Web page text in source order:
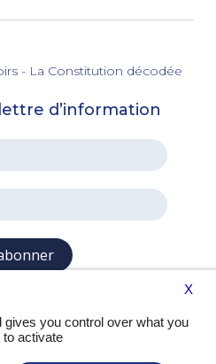
- La Constitution décodée
d’information
X
you control over what you
to activate